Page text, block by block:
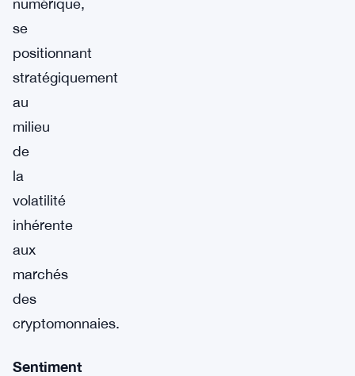
numérique,
se
positionnant
stratégiquement
au
milieu
de
la
volatilité
inhérente
aux
marchés
des
cryptomonnaies.
Sentiment